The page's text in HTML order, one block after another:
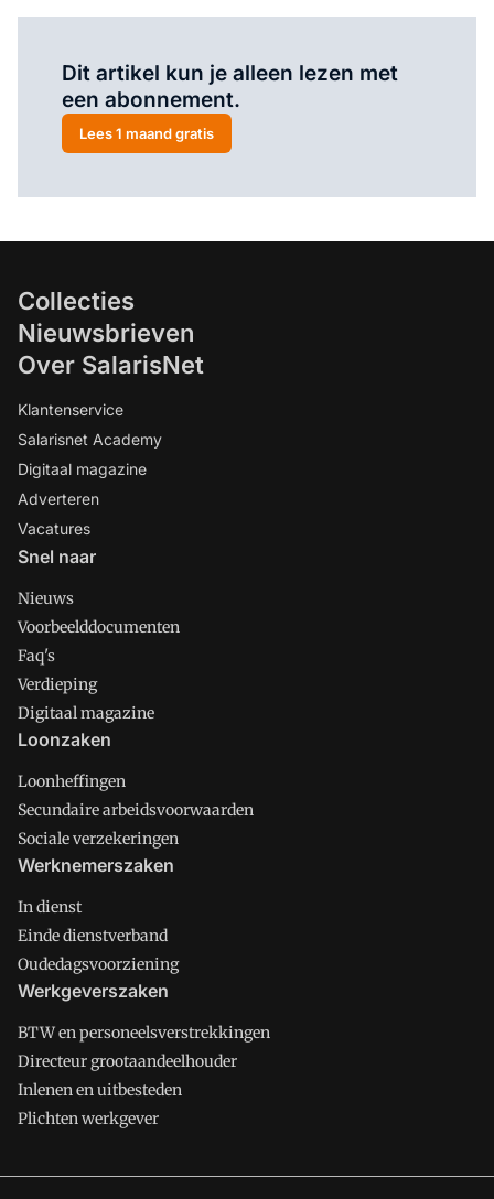
Dit artikel kun je alleen lezen met
een abonnement.
Lees 1 maand gratis
Collecties
Nieuwsbrieven
Over SalarisNet
Klantenservice
Salarisnet Academy
Digitaal magazine
Adverteren
Vacatures
Snel naar
Nieuws
Voorbeelddocumenten
Faq's
Verdieping
Digitaal magazine
Loonzaken
Loonheffingen
Secundaire arbeidsvoorwaarden
Sociale verzekeringen
Werknemerszaken
In dienst
Einde dienstverband
Oudedagsvoorziening
Werkgeverszaken
BTW en personeelsverstrekkingen
Directeur grootaandeelhouder
Inlenen en uitbesteden
Plichten werkgever